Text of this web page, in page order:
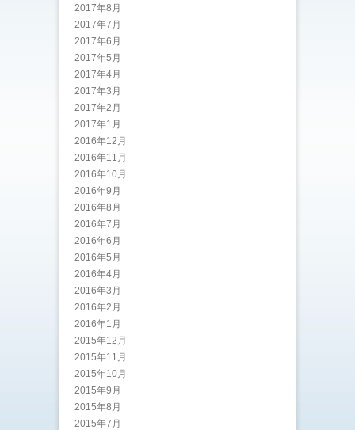
2017年8月
2017年7月
2017年6月
2017年5月
2017年4月
2017年3月
2017年2月
2017年1月
2016年12月
2016年11月
2016年10月
2016年9月
2016年8月
2016年7月
2016年6月
2016年5月
2016年4月
2016年3月
2016年2月
2016年1月
2015年12月
2015年11月
2015年10月
2015年9月
2015年8月
2015年7月